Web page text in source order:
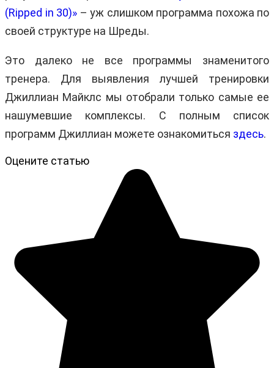
(Ripped in 30)» – уж слишком программа похожа по
своей структуре на Шреды.
Это далеко не все программы знаменитого
тренера. Для выявления лучшей тренировки
Джиллиан Майклс мы отобрали только самые ее
нашумевшие комплексы. С полным список
программ Джиллиан можете ознакомиться здесь.
Оцените статью